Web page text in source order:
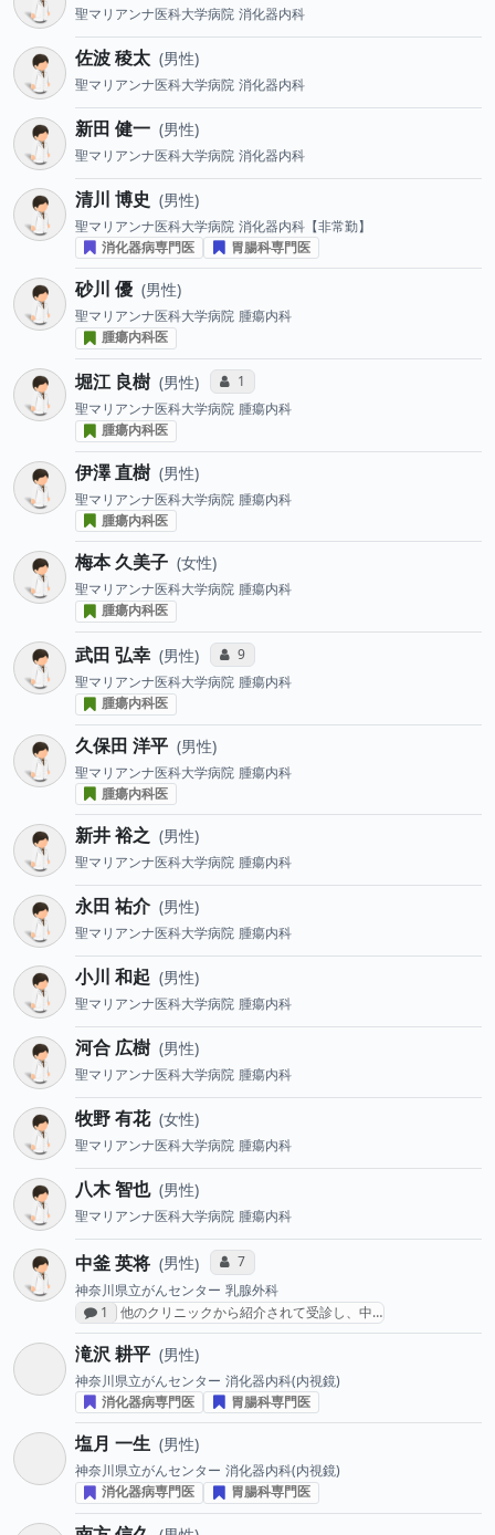
聖マリアンナ医科大学病院 消化器内科
佐波 稜太 男性
聖マリアンナ医科大学病院 消化器内科
新田 健一 男性
聖マリアンナ医科大学病院 消化器内科
清川 博史 男性
聖マリアンナ医科大学病院 消化器内科【非常勤】
消化器病専門医
胃腸科専門医
砂川 優 男性
聖マリアンナ医科大学病院 腫瘍内科
腫瘍内科医
堀江 良樹 男性 コミュニケーション・タイプ投票数
1
聖マリアンナ医科大学病院 腫瘍内科
腫瘍内科医
伊澤 直樹 男性
聖マリアンナ医科大学病院 腫瘍内科
腫瘍内科医
梅本 久美子 女性
聖マリアンナ医科大学病院 腫瘍内科
腫瘍内科医
武田 弘幸 男性 コミュニケーション・タイプ投票数
9
聖マリアンナ医科大学病院 腫瘍内科
腫瘍内科医
久保田 洋平 男性
聖マリアンナ医科大学病院 腫瘍内科
腫瘍内科医
新井 裕之 男性
聖マリアンナ医科大学病院 腫瘍内科
永田 祐介 男性
聖マリアンナ医科大学病院 腫瘍内科
小川 和起 男性
聖マリアンナ医科大学病院 腫瘍内科
河合 広樹 男性
聖マリアンナ医科大学病院 腫瘍内科
牧野 有花 女性
聖マリアンナ医科大学病院 腫瘍内科
八木 智也 男性
聖マリアンナ医科大学病院 腫瘍内科
中釜 英将 男性 コミュニケーション・タイプ投票数
7
神奈川県立がんセンター 乳腺外科
感想投稿数
1 他のクリニックから紹介されて受診し、中…
滝沢 耕平 男性
神奈川県立がんセンター 消化器内科(内視鏡)
消化器病専門医
胃腸科専門医
塩月 一生 男性
神奈川県立がんセンター 消化器内科(内視鏡)
消化器病専門医
胃腸科専門医